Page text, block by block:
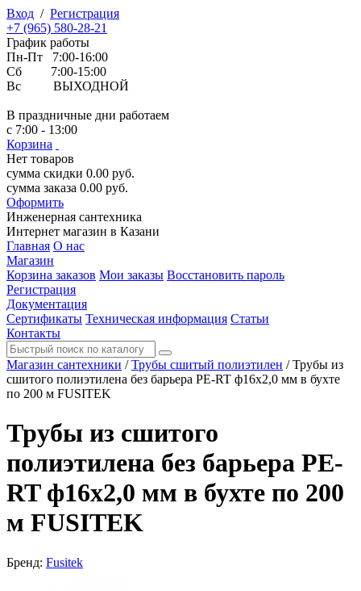
Вход / Регистрация
+7 (965) 580-28-21
График работы
Пн-Пт 7:00-16:00
Сб 7:00-15:00
Вс ВЫХОДНОЙ
В праздничные дни работаем
с 7:00 - 13:00
Корзина
Нет товаров
сумма скидки 0.00 руб.
сумма заказа 0.00 руб.
Оформить
Инженерная сантехника
Интернет магазин в Казани
Главная О нас
Магазин
Корзина заказов Мои заказы Восстановить пароль
Регистрация
Документация
Сертификаты Техническая информация Статьи
Контакты
Магазин сантехники / Трубы сшитый полиэтилен / Трубы из
сшитого полиэтилена без барьера PE-RT ф16х2,0 мм в бухте
по 200 м FUSITEK
Трубы из сшитого
полиэтилена без барьера PE-
RT ф16х2,0 мм в бухте по 200
м FUSITEK
Бренд: Fusitek